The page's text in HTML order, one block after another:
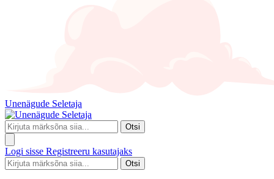
Unenägude Seletaja
Otsi
Logi sisse Registreeru kasutajaks
Otsi